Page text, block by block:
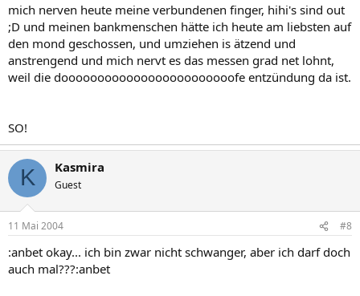
mich nerven heute meine verbundenen finger, hihi's sind out
;D und meinen bankmenschen hätte ich heute am liebsten auf
den mond geschossen, und umziehen is ätzend und
anstrengend und mich nervt es das messen grad net lohnt,
weil die doooooooooooooooooooooooofe entzündung da ist.
SO!
K Kasmira
Guest
11 Mai 2004 #8
:anbet okay... ich bin zwar nicht schwanger, aber ich darf doch
auch mal???:anbet